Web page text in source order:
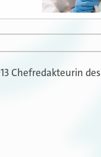
Chefredakteurin des